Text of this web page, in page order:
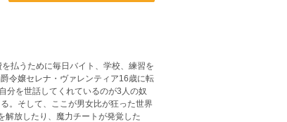
払うために毎日バイト、学校、練習を
令嬢セレナ・ヴァレンティア16歳に転
分を世話してくれているのが3人の奴
。そして、ここが男女比が狂った世界